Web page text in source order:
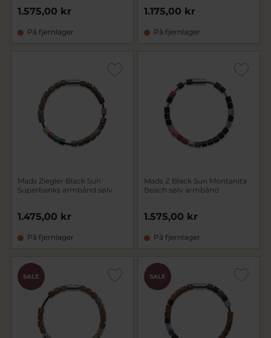
1.575,00 kr
På fjernlager
1.175,00 kr
På fjernlager
Mads Ziegler Black Sun
Superbanks armbånd sølv
1.475,00 kr
På fjernlager
Mads Z Black Sun Montanita
Beach sølv armbånd
1.575,00 kr
På fjernlager
SALE SALE